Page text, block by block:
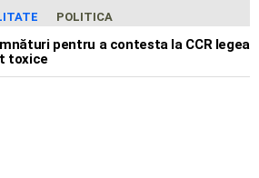
POLITICA
pentru a contesta la CCR legea
toxice